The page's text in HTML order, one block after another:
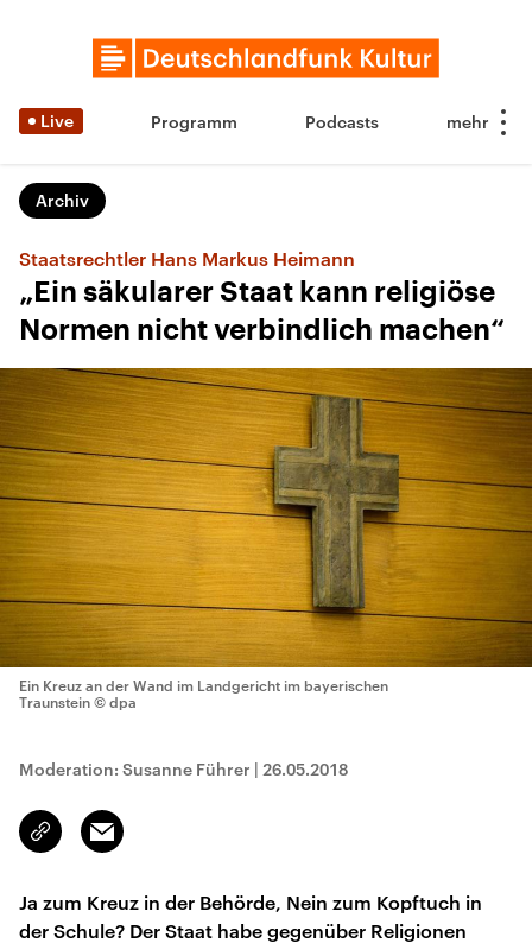
Live Programm Podcasts
Archiv
Staatsrechtler Hans Markus Heimann
„Ein säkularer Staat kann religiöse
Normen nicht verbindlich machen“
Ein Kreuz an der Wand im Landgericht im bayerischen
Traunstein © dpa
Moderation: Susanne Führer | 26.05.2018
Link
kopieren/teilen
Email
Ja zum Kreuz in der Behörde, Nein zum Kopftuch in
der Schule? Der Staat habe gegenüber Religionen